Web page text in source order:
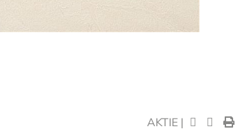
AKTIE |